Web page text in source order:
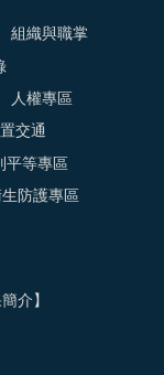
組織與職掌
人權專區
交通
平等專區
防護專區
介】